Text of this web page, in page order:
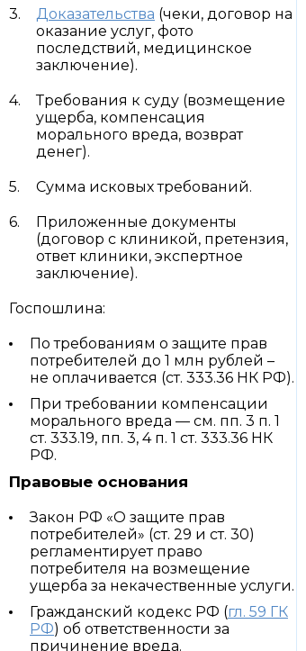
Доказательства (чеки, договор на
оказание услуг, фото
последствий, медицинское
заключение).
Требования к суду (возмещение
ущерба, компенсация
морального вреда, возврат
денег).
Сумма исковых требований.
Приложенные документы
(договор с клиникой, претензия,
ответ клиники, экспертное
заключение).
Госпошлина:
По требованиям о защите прав
потребителей до 1 млн рублей –
не оплачивается (ст. 333.36 НК РФ).
При требовании компенсации
морального вреда — см. пп. 3 п. 1
ст. 333.19, пп. 3, 4 п. 1 ст. 333.36 НК
РФ.
Правовые основания
Закон РФ «О защите прав
потребителей» (ст. 29 и ст. 30)
регламентирует право
потребителя на возмещение
ущерба за некачественные услуги.
Гражданский кодекс РФ (гл. 59 ГК
РФ) об ответственности за
причинение вреда.